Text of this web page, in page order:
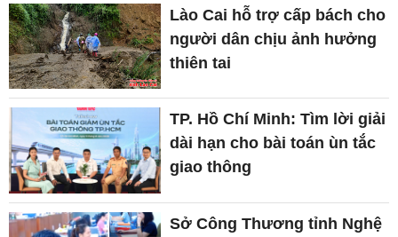
Lào Cai hỗ trợ cấp bách cho
người dân chịu ảnh hưởng
thiên tai
TP. Hồ Chí Minh: Tìm lời giải
dài hạn cho bài toán ùn tắc
giao thông
Sở Công Thương tỉnh Nghệ